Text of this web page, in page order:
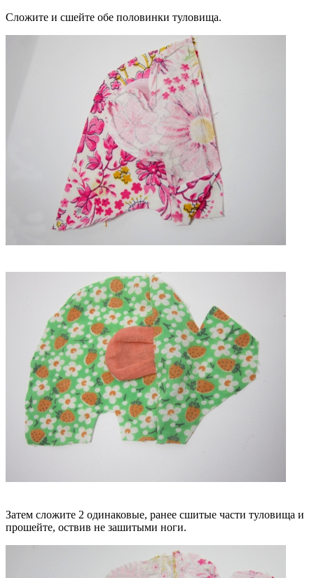
Сложите и сшейте обе половинки туловища.
Затем сложите 2 одинаковые, ранее сшитые части туловища и
прошейте, оствив не зашитыми ноги.